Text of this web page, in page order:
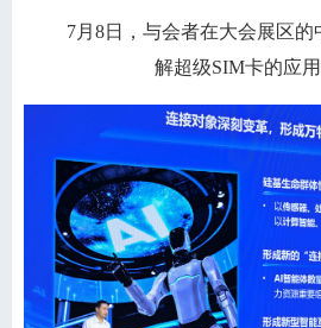
7月8日，与会者在大会展区的
解超级SIM卡的应用